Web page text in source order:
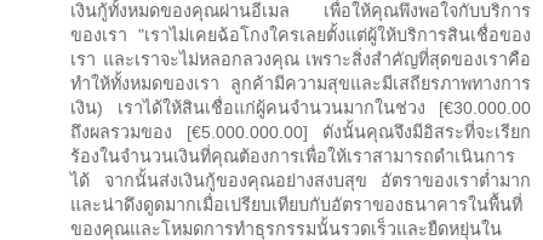
เงินกู้ทั้งหมดของคุณผ่านอีเมล เพื่อให้คุณพึงพอใจกับบริการ
ของเรา "เราไม่เคยฉ้อโกงใครเลยตั้งแต่ผู้ให้บริการสินเชื่อของ
เรา และเราจะไม่หลอกลวงคุณ เพราะสิ่งสำคัญที่สุดของเราคือ
ทำให้ทั้งหมดของเรา ลูกค้ามีความสุขและมีเสถียรภาพทางการ
เงิน) เราได้ให้สินเชื่อแก่ผู้คนจำนวนมากในช่วง [€30.000.00
ถึงผลรวมของ [€5.000.000.00] ดังนั้นคุณจึงมีอิสระที่จะเรียก
ร้องในจำนวนเงินที่คุณต้องการเพื่อให้เราสามารถดำเนินการ
ได้ จากนั้นส่งเงินกู้ของคุณอย่างสงบสุข อัตราของเราต่ำมาก
และน่าดึงดูดมากเมื่อเปรียบเทียบกับอัตราของธนาคารในพื้นที่
ของคุณและโหมดการทำธุรกรรมนั้นรวดเร็วและยืดหยุ่นใน